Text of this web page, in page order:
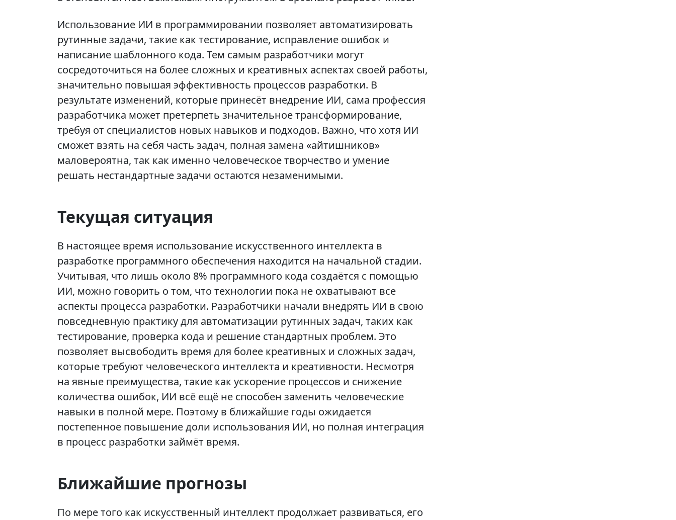
Использование ИИ в программировании позволяет автоматизировать
рутинные задачи, такие как тестирование, исправление ошибок и
написание шаблонного кода. Тем самым разработчики могут
сосредоточиться на более сложных и креативных аспектах своей работы,
значительно повышая эффективность процессов разработки. В
результате изменений, которые принесёт внедрение ИИ, сама профессия
разработчика может претерпеть значительное трансформирование,
требуя от специалистов новых навыков и подходов. Важно, что хотя ИИ
сможет взять на себя часть задач, полная замена «айтишников»
маловероятна, так как именно человеческое творчество и умение
решать нестандартные задачи остаются незаменимыми.
Текущая ситуация
В настоящее время использование искусственного интеллекта в
разработке программного обеспечения находится на начальной стадии.
Учитывая, что лишь около 8% программного кода создаётся с помощью
ИИ, можно говорить о том, что технологии пока не охватывают все
аспекты процесса разработки. Разработчики начали внедрять ИИ в свою
повседневную практику для автоматизации рутинных задач, таких как
тестирование, проверка кода и решение стандартных проблем. Это
позволяет высвободить время для более креативных и сложных задач,
которые требуют человеческого интеллекта и креативности. Несмотря
на явные преимущества, такие как ускорение процессов и снижение
количества ошибок, ИИ всё ещё не способен заменить человеческие
навыки в полной мере. Поэтому в ближайшие годы ожидается
постепенное повышение доли использования ИИ, но полная интеграция
в процесс разработки займёт время.
Ближайшие прогнозы
По мере того как искусственный интеллект продолжает развиваться, его